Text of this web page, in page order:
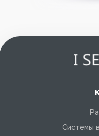
Системы